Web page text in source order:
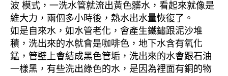
波 模式，一洗水管就流出黃色髒水，看起來就像是
維大力，兩個多小時後，熱水出水量恢復了。
如是自來水，如水管老化，會產生鐵鏽跟泥沙堆
積，洗出來的水就會是咖啡色，地下水含有氧化
錳，管壁上會結成黑色管垢，洗出來的水會跟石油
一樣黑，有些洗出綠色的水，是因為裡面有銅的物